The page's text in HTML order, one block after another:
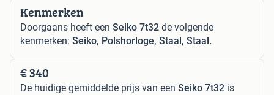
Kenmerken
Doorgaans heeft een Seiko 7t32 de volgende
kenmerken: Seiko, Polshorloge, Staal, Staal.
€ 340
De huidige gemiddelde prijs van een Seiko 7t32 is